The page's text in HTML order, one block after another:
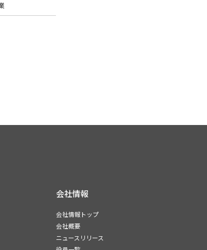
会社情報
会社情報トップ
会社概要
ニュースリリース